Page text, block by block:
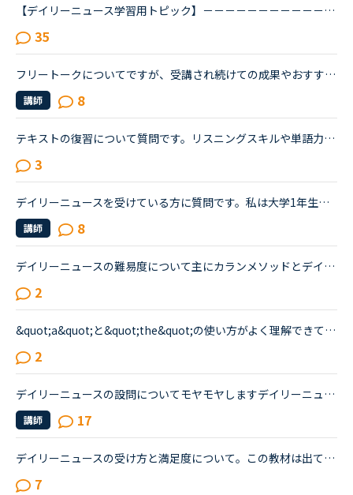
【デイリーニュース学習用トピック】－－－－－－－－－－－－－－－－－－－－－デイリーニュースの学習の効果を上げるために、記事について意見を交換したり、記事の中の単語や文法についての発見や質問を投稿...
35
フリートークについてですが、受講され続けての成果やおすすめの受講方法、気をつけていることあれば教えていただけないでしょうか。これからはアウトプットも鍛えたいので、フリートークを受講する機会を増やし...
講師 8
テキストの復習について質問です。リスニングスキルや単語力をつけるために音読がよいと言われ、実際に音読を三冊ぐらい実施しました（一つの長文を20回づつ）が、自分の中で上達がないように思っています。また...
3
デイリーニュースを受けている方に質問です。私は大学1年生で、ネイティブキャンプは初めてまだひと月足らずの初心者です。一応英語系の学問をしていて、今月受けたスピーキングテストは6でした。普段は、できる...
講師 8
デイリーニュースの難易度について主にカランメソッドとデイリーニュースを使ってレッスンを受講しています。デイリーニュースが日によって難易度が変わり、とても簡単な時と少し難しいと感じる時があります。簡...
2
&quot;a&quot;と&quot;the&quot;の使い方がよく理解できていないので、どなたか教えてください。カラン９です770 The difference between &quot;excuse&quot;(v) and &quot;excuse&quot;(n) is that &quot;excus...
2
デイリーニュースの設問についてモヤモヤしますデイリーニュースが好きでよくとっています。世界のニュースのトピックで、内容が常に更新されてとてもいいと思うのですが、最後の３つの設問にいつもモヤモヤしま...
講師 17
デイリーニュースの受け方と満足度について。この教材は出てくる単語をチェックして、オーディオを聞いて、質問に答えて、ディスカッションする。という流れで合ってますか？ みなさまはレッスンでオーディオを...
7